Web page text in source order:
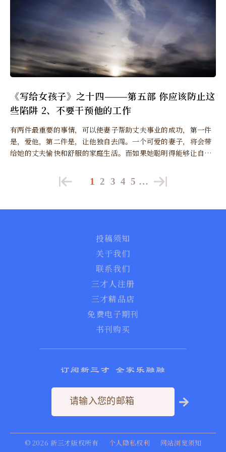
《写给女孩子》之十四———第五部 你应该防止这
些陷阱 2、不要干预他的工作
有两件最重要的事情，可以使妻子帮助丈夫事业的成功，第一件
是，爱他，第二件是，让他独自去闯。一个可爱的妻子，将会带
给她的丈夫愉快和舒服的家庭生活。而如果她聪明得能够让自己
力而获得成功了，至少训练也会使他有成就。
1 2 3 4 5 …
投稿须知
关于我们
联系我们
三才人注册
三才精品店
免费电子期刊
书刊购买
订阅新三才 全家乐融融
© 2026 新三才版权所有 个人隐私权利 网站浏览须知